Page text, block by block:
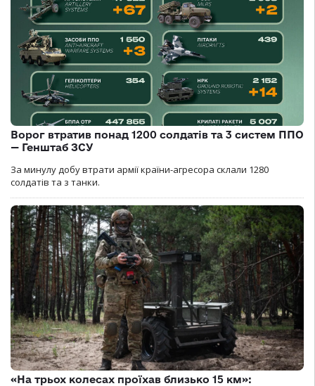
Ворог втратив понад 1200 солдатів та 3 систем ППО
— Генштаб ЗСУ
За минулу добу втрати армії країни-агресора склали 1280
солдатів та з танки.
«На трьох колесах проїхав близько 15 км»: